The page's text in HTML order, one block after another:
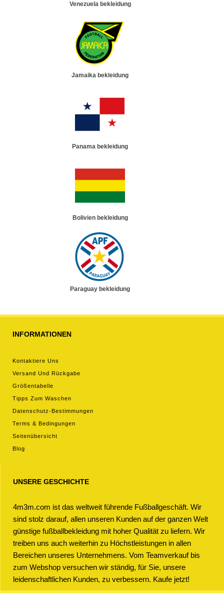
Venezuela bekleidung
Jamaika bekleidung
Panama bekleidung
Bolivien bekleidung
Paraguay bekleidung
INFORMATIONEN
Kontaktiere Uns
Versand Und Rückgabe
Größentabelle
Tipps Zum Waschen
Datenschutz-Bestimmungen
Terms & Bedingungen
Seitenübersicht
Blog
UNSERE GESCHICHTE
4m3m.com ist das weltweit führende Fußballgeschäft. Wir
sind stolz darauf, allen unseren Kunden auf der ganzen Welt
günstige fußballbekleidung mit hoher Qualität zu liefern. Wir
treiben uns auch weiterhin zu Höchstleistungen in allen
Bereichen unseres Unternehmens. Vom Teamverkauf bis
zum Webshop versuchen wir ständig, für Sie, unsere
leidenschaftlichen Kunden, zu verbessern. Kaufe jetzt!